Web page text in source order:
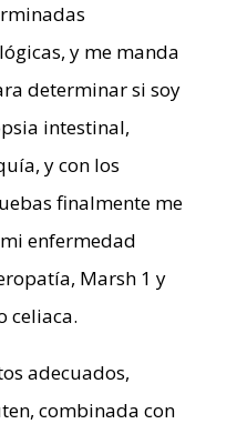
y me manda
determinar si soy
intestinal,
y con los
finalmente me
enfermedad
Marsh 1 y
celiaca.
adecuados,
combinada con